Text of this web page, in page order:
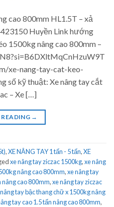
cao 800mm HL1.5T – xả
Huyền Link hướng
1500kg nâng cao 800mm –
xe-nang-tay-cat-keo-
số kỹ thuật: Xe nâng tay cắt
– Xe […]
→
,XE NÂNG TAY 1 tấn - 5 tấn,XE
xe nâng tay ziczac 1500kg,xe nâng
nâng cao 800mm,xe nâng tay
nâng cao 800mm,xe nâng tay ziczac
tay bậc thang chữ x 1500kg nâng
tay cao 1.5 tấn nâng cao 800mm,